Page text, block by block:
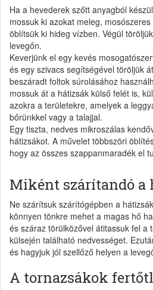
Ha a hevederek szőtt anyagból
mossuk ki azokat meleg,
öblítsük ki hideg vízben. Végül
levegőn.
Keverjünk el egy kevés
és egy szivacs segítségével töröljük
beszáradt foltok súrolásához
mossuk át a hátizsák külső felét is,
azokra a területekre, amelyek a
bőrünkkel vagy a talajjal.
Egy tiszta, nedves mikroszálas
hátizsákot. A művelet többszöri
hogy az összes szappanmaradék el
Miként szárítandó a
Ne szárítsuk szárítógépben a
könnyen tönkre mehet a magas hő
és száraz törülközővel átitassuk fel a
külsején található nedvességet.
és hagyjuk jól szellőző helyen a
A tornazsákok